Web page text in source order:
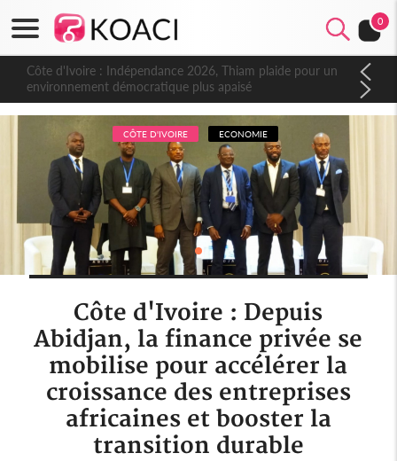
0
Côte d'Ivoire : Indépendance 2026, Thiam plaide pour un
environnement démocratique plus apaisé
CÔTE D'IVOIRE ECONOMIE
Côte d'Ivoire : Depuis
Abidjan, la finance privée se
mobilise pour accélérer la
croissance des entreprises
africaines et booster la
transition durable